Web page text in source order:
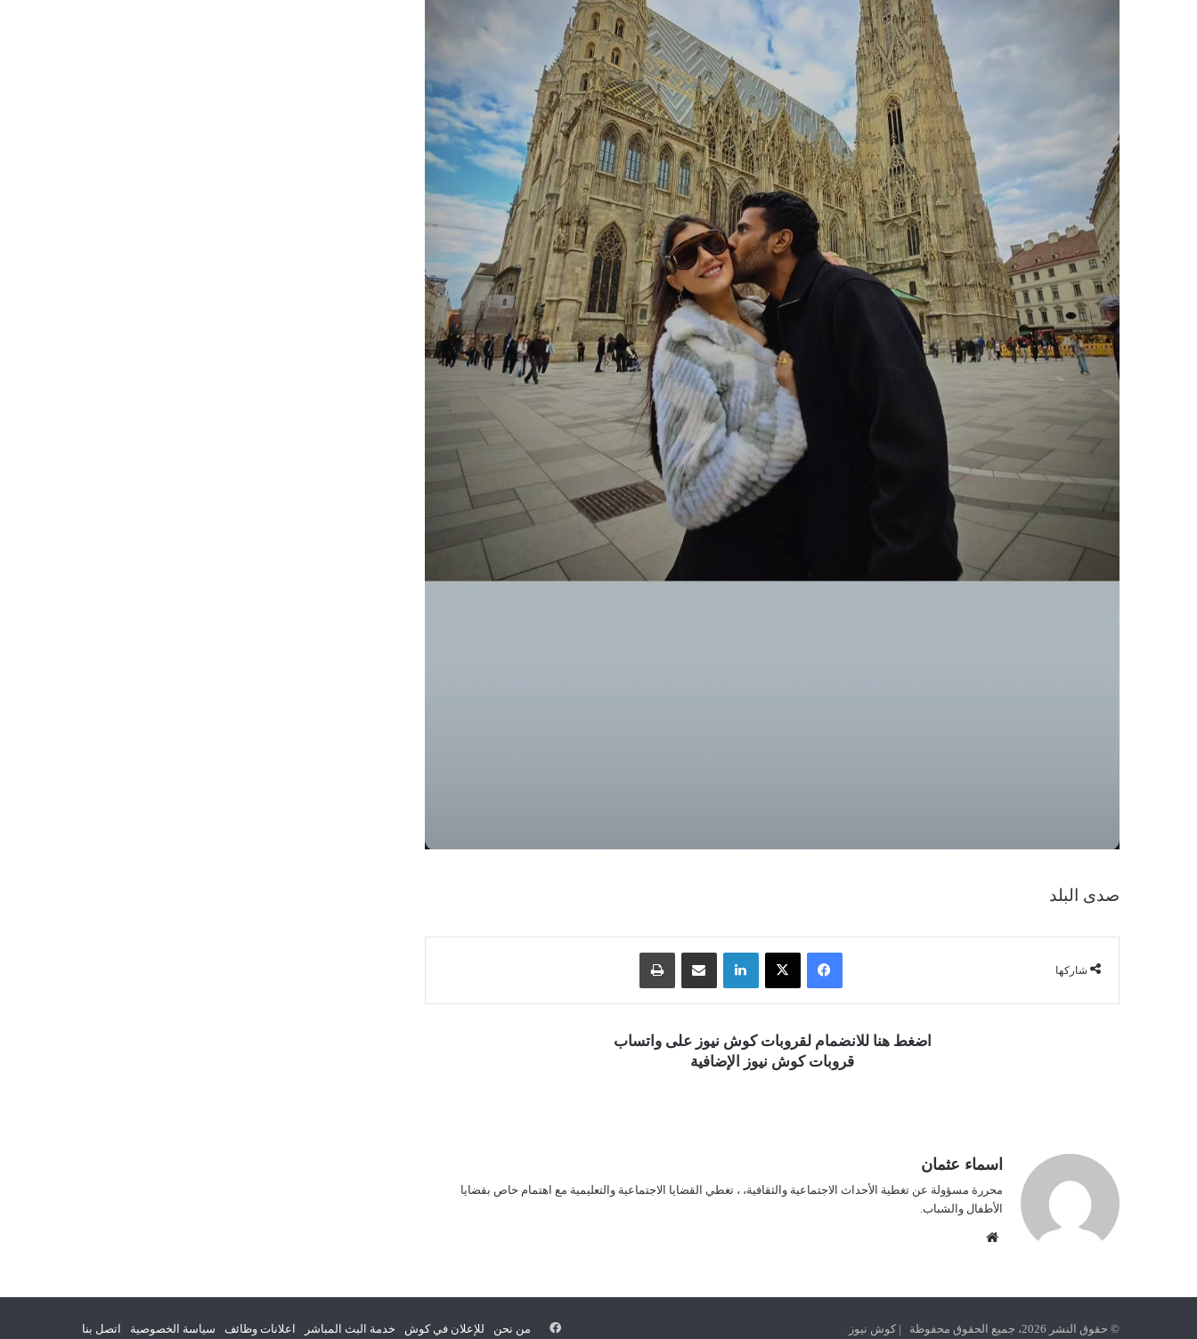
صدى البلد
شاركها
فيسبوك ‫X لينكدإن مشاركة عبر البريد
اضغط هنا للانضمام لقروبات كوش نيوز على واتساب
قروبات كوش نيوز الإضافية
اسماء عثمان
محررة مسؤولة عن تغطية الأحداث الاجتماعية والثقافية، ، تغطي القضايا الاجتماعية والتعليمية مع اهتمام خاص بقضايا
الأطفال والشباب.
ب
© حقوق النشر 2026، جميع الحقوق محفوظة | كوش نيوز من نحن للإعلان في كوش خدمة البث المباشر اعلانات وظائف سياسة الخصوصية اتصل بنا فيسبوك